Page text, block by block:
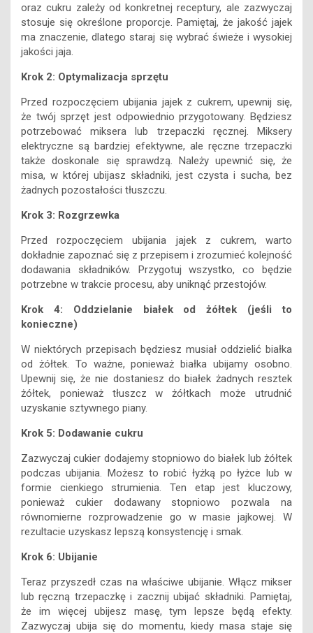
oraz cukru zależy od konkretnej receptury, ale zazwyczaj
stosuje się określone proporcje. Pamiętaj, że jakość jajek
ma znaczenie, dlatego staraj się wybrać świeże i wysokiej
jakości jaja.
Krok 2: Optymalizacja sprzętu
Przed rozpoczęciem ubijania jajek z cukrem, upewnij się,
że twój sprzęt jest odpowiednio przygotowany. Będziesz
potrzebować miksera lub trzepaczki ręcznej. Miksery
elektryczne są bardziej efektywne, ale ręczne trzepaczki
także doskonale się sprawdzą. Należy upewnić się, że
misa, w której ubijasz składniki, jest czysta i sucha, bez
żadnych pozostałości tłuszczu.
Krok 3: Rozgrzewka
Przed rozpoczęciem ubijania jajek z cukrem, warto
dokładnie zapoznać się z przepisem i zrozumieć kolejność
dodawania składników. Przygotuj wszystko, co będzie
potrzebne w trakcie procesu, aby uniknąć przestojów.
Krok 4: Oddzielanie białek od żółtek (jeśli to
konieczne)
W niektórych przepisach będziesz musiał oddzielić białka
od żółtek. To ważne, ponieważ białka ubijamy osobno.
Upewnij się, że nie dostaniesz do białek żadnych resztek
żółtek, ponieważ tłuszcz w żółtkach może utrudnić
uzyskanie sztywnego piany.
Krok 5: Dodawanie cukru
Zazwyczaj cukier dodajemy stopniowo do białek lub żółtek
podczas ubijania. Możesz to robić łyżką po łyżce lub w
formie cienkiego strumienia. Ten etap jest kluczowy,
ponieważ cukier dodawany stopniowo pozwala na
równomierne rozprowadzenie go w masie jajkowej. W
rezultacie uzyskasz lepszą konsystencję i smak.
Krok 6: Ubijanie
Teraz przyszedł czas na właściwe ubijanie. Włącz mikser
lub ręczną trzepaczkę i zacznij ubijać składniki. Pamiętaj,
że im więcej ubijesz masę, tym lepsze będą efekty.
Zazwyczaj ubija się do momentu, kiedy masa staje się